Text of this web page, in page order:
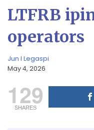
LTFRB
operators
Jun I Legaspi
May 4, 2026
129
SHARES